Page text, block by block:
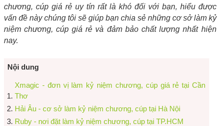
chương, cúp giá rẻ uy tín rất là khó đối với bạn, hiểu được
vấn đề này chúng tôi sẽ giúp bạn chia sẻ những cơ sở làm kỷ
niệm chương, cúp giá rẻ và đảm bảo chất lượng nhất hiện
nay.
Nội dung
​​​​​​​Xmagic - đơn vị làm kỷ niệm chương, cúp giá rẻ tại Cần
Thơ
Hải Âu - cơ sở làm kỷ niệm chương, cúp tại Hà Nội
Ruby - nơi đặt làm kỷ niệm chương, cúp tại TP.HCM